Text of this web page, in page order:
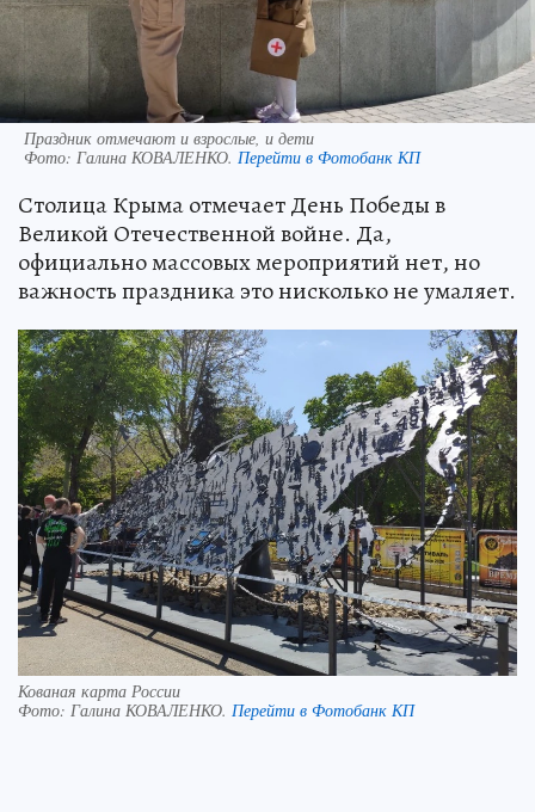
Праздник отмечают и взрослые, и дети
Фото: Галина КОВАЛЕНКО. Перейти в Фотобанк КП
Столица Крыма отмечает День Победы в
Великой Отечественной войне. Да,
официально массовых мероприятий нет, но
важность праздника это нисколько не умаляет.
Кованая карта России
Фото: Галина КОВАЛЕНКО. Перейти в Фотобанк КП